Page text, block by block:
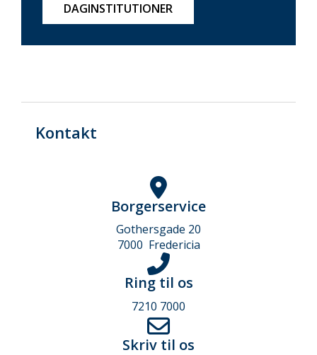
DAGINSTITUTIONER
Kontakt
Borgerservice
Gothersgade 20
7000 Fredericia
Ring til os
7210 7000
Skriv til os